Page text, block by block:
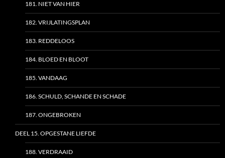
181. NIET VAN HIER
182. VRIJLATINGSPLAN
183. REDDELOOS
184. BLOED EN BLOOT
185. VANDAAG
186. SCHULD, SCHANDE EN SCHADE
187. ONGEBROKEN
DEEL 15. OPGESTANE LIEFDE
188. VERDRAAID